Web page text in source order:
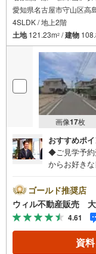
愛知県名古屋市守山区高
4SLDK / 地上2階
土地121.23m2 /建物
画像17枚
おすすめポ
◆ご見学予約
からお好き
区、守山区
動産仲介会
ん、過去に
に住戸環境
弊社では平
れるお客様
ゴールド推奨店
ウィル不動産販売
4.61
資